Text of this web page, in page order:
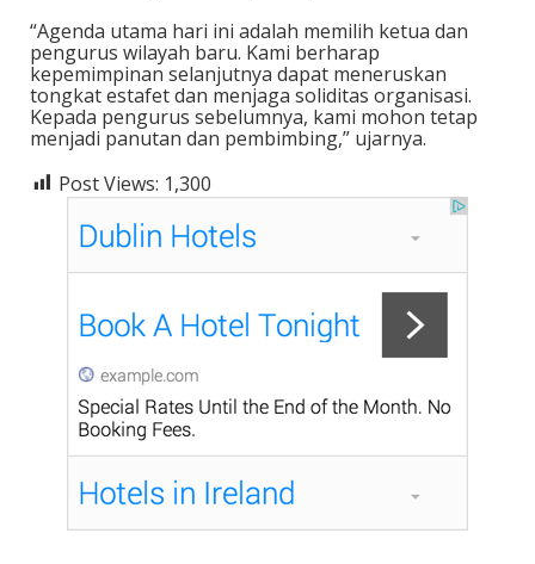
“Agenda utama hari ini adalah memilih ketua dan
pengurus wilayah baru. Kami berharap
kepemimpinan selanjutnya dapat meneruskan
tongkat estafet dan menjaga soliditas organisasi.
Kepada pengurus sebelumnya, kami mohon tetap
menjadi panutan dan pembimbing,” ujarnya.
Post Views: 1,300